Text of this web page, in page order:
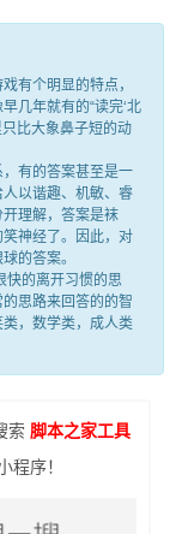
有个明显的特点，
几年就有的“读完‘北
比大象鼻子短的动
有的答案甚至是一
以谐趣、机敏、睿
开理解，答案是袜
神经了。因此，对
的答案。
的离开习惯的思
思路来回答的的智
，数学类，成人类
索 脚本之家工具
程序！